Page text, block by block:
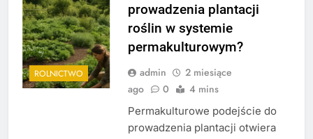
ROLNICTWO
prowadzenia plantacji
roślin w systemie
permakulturowym?
admin
2 miesiące
ago
0 4 mins
Permakulturowe podejście do
prowadzenia plantacji otwiera